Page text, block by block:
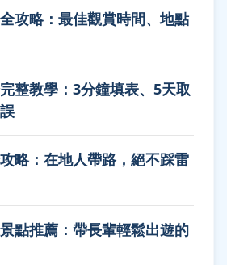
攻略：最佳觀賞時間、地點
整教學：3分鐘填表、5天取
略：在地人帶路，絕不踩雷
點推薦：帶長輩輕鬆出遊的